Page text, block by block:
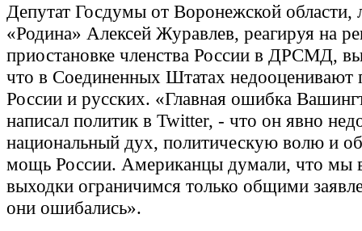
Депутат Госдумы от Воронежской области,
«Родина» Алексей Журавлев, реагируя на
приостановке членства России в ДРСМД,
что в Соединенных Штатах недооценивают
России и русских. «Главная ошибка
написал политик в Twitter, - что он явно
национальный дух, политическую волю и
мощь России. Американцы думали, что мы
выходки ограничимся только общими
они ошибались».